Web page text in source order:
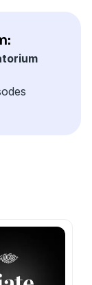
który nie